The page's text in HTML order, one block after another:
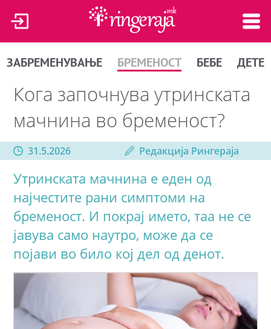
ЗАБРЕМЕНУВАЊЕ БРЕМЕНОСТ БЕБЕ ДЕТЕ
Кога започнува утринската
мачнина во бременост?
31.5.2026 Редакција Рингераја
Утринската мачнина е еден од
најчестите рани симптоми на
бременост. И покрај името, таа не се
јавува само наутро, може да се
појави во било кој дел од денот.